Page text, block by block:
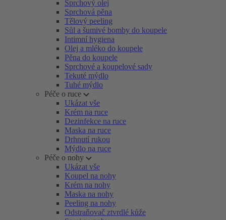
Sprchový olej
Sprchová pěna
Tělový peeling
Sůl a šumivé bomby do koupele
Intimní hygiena
Olej a mléko do koupele
Pěna do koupele
Sprchové a koupelové sady
Tekuté mýdlo
Tuhé mýdlo
Péče o ruce
Ukázat vše
Krém na ruce
Dezinfekce na ruce
Maska na ruce
Drhnutí rukou
Mýdlo na ruce
Péče o nohy
Ukázat vše
Koupel na nohy
Krém na nohy
Maska na nohy
Peeling na nohy
Odstraňovač ztvrdlé kůže